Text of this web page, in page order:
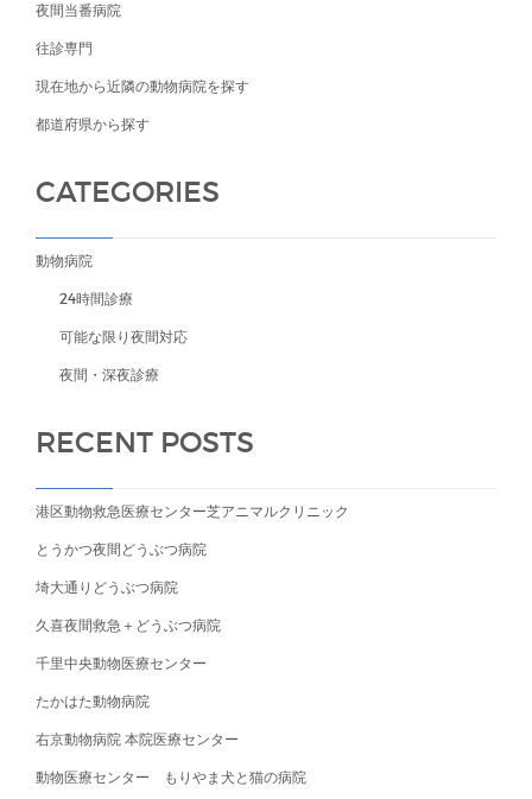
夜間当番病院
往診専門
現在地から近隣の動物病院を探す
都道府県から探す
CATEGORIES
動物病院
24時間診療
可能な限り夜間対応
夜間・深夜診療
RECENT POSTS
港区動物救急医療センター芝アニマルクリニック
とうかつ夜間どうぶつ病院
埼大通りどうぶつ病院
久喜夜間救急＋どうぶつ病院
千里中央動物医療センター
たかはた動物病院
右京動物病院 本院医療センター
動物医療センター もりやま犬と猫の病院